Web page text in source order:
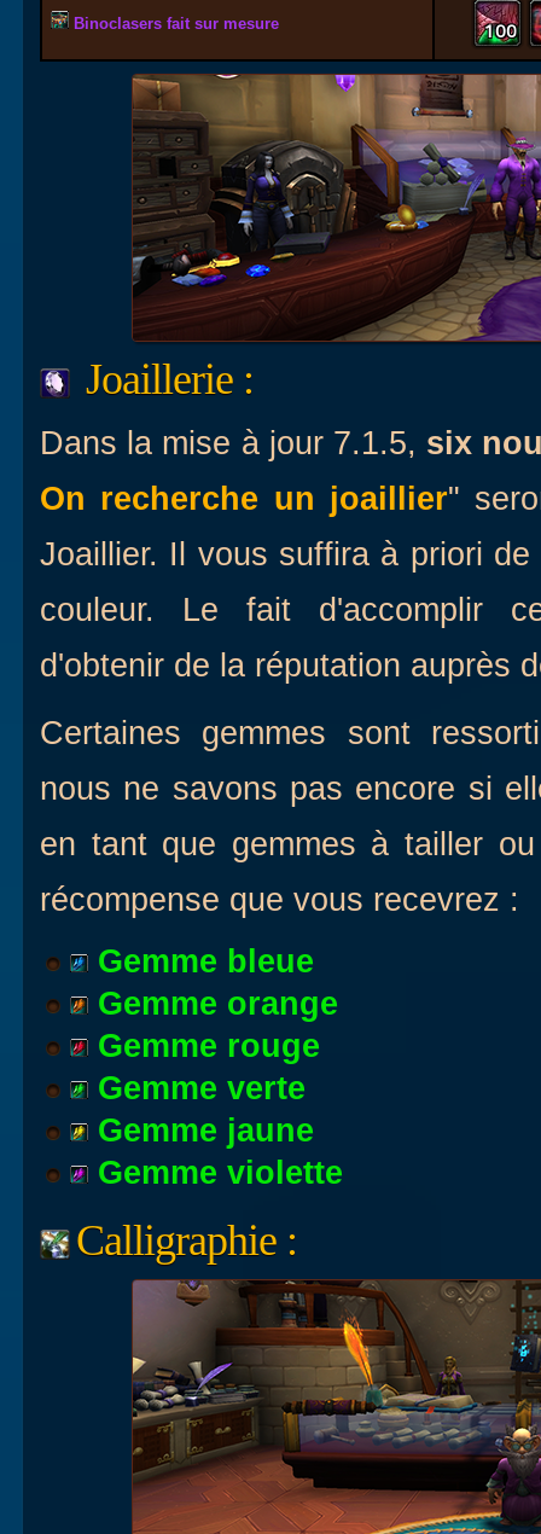
Binoclasers fait sur mesure 100
Joaillerie :
Dans la mise à jour 7.1.5, six
On recherche un joaillier"
Joaillier. Il vous suffira à priori
couleur. Le fait d'accomplir
d'obtenir de la réputation auprès
Certaines gemmes sont
nous ne savons pas encore si
en tant que gemmes à tailler
récompense que vous recevrez :
Gemme bleue
Gemme orange
Gemme rouge
Gemme verte
Gemme jaune
Gemme violette
Calligraphie :